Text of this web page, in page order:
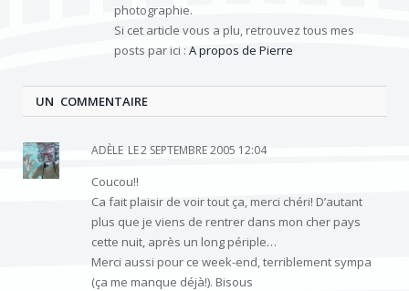
photographie.
Si cet article vous a plu, retrouvez tous mes
posts par ici : A propos de Pierre
UN COMMENTAIRE
ADÈLE LE2 SEPTEMBRE 2005 12:04
Coucou!!
Ca fait plaisir de voir tout ça, merci chéri! D’autant
plus que je viens de rentrer dans mon cher pays
cette nuit, après un long périple…
Merci aussi pour ce week-end, terriblement sympa
(ça me manque déjà!). Bisous